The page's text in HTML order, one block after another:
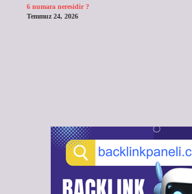
6 numara neresidir ?
Temmuz 24, 2026